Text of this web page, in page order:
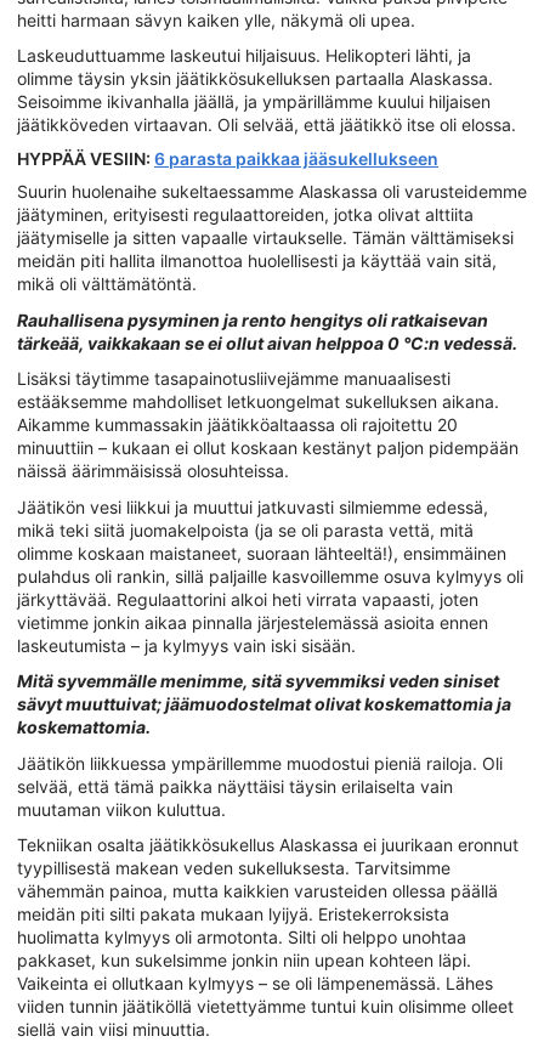
heitti harmaan sävyn kaiken ylle, näkymä oli upea.
Laskeuduttuamme laskeutui hiljaisuus. Helikopteri lähti, ja
olimme täysin yksin jäätikkösukelluksen partaalla Alaskassa.
Seisoimme ikivanhalla jäällä, ja ympärillämme kuului hiljaisen
jäätikköveden virtaavan. Oli selvää, että jäätikkö itse oli elossa.
HYPPÄÄ VESIIN: 6 parasta paikkaa jääsukellukseen
Suurin huolenaihe sukeltaessamme Alaskassa oli varusteidemme
jäätyminen, erityisesti regulaattoreiden, jotka olivat alttiita
jäätymiselle ja sitten vapaalle virtaukselle. Tämän välttämiseksi
meidän piti hallita ilmanottoa huolellisesti ja käyttää vain sitä,
mikä oli välttämätöntä.
Rauhallisena pysyminen ja rento hengitys oli ratkaisevan
tärkeää, vaikkakaan se ei ollut aivan helppoa 0 °C:n vedessä.
Lisäksi täytimme tasapainotusliivejämme manuaalisesti
estääksemme mahdolliset letkuongelmat sukelluksen aikana.
Aikamme kummassakin jäätikköaltaassa oli rajoitettu 20
minuuttiin – kukaan ei ollut koskaan kestänyt paljon pidempään
näissä äärimmäisissä olosuhteissa.
Jäätikön vesi liikkui ja muuttui jatkuvasti silmiemme edessä,
mikä teki siitä juomakelpoista (ja se oli parasta vettä, mitä
olimme koskaan maistaneet, suoraan lähteeltä!), ensimmäinen
pulahdus oli rankin, sillä paljaille kasvoillemme osuva kylmyys oli
järkyttävää. Regulaattorini alkoi heti virrata vapaasti, joten
vietimme jonkin aikaa pinnalla järjestelemässä asioita ennen
laskeutumista – ja kylmyys vain iski sisään.
Mitä syvemmälle menimme, sitä syvemmiksi veden siniset
sävyt muuttuivat; jäämuodostelmat olivat koskemattomia ja
koskemattomia.
Jäätikön liikkuessa ympärillemme muodostui pieniä railoja. Oli
selvää, että tämä paikka näyttäisi täysin erilaiselta vain
muutaman viikon kuluttua.
Tekniikan osalta jäätikkösukellus Alaskassa ei juurikaan eronnut
tyypillisestä makean veden sukelluksesta. Tarvitsimme
vähemmän painoa, mutta kaikkien varusteiden ollessa päällä
meidän piti silti pakata mukaan lyijyä. Eristekerroksista
huolimatta kylmyys oli armotonta. Silti oli helppo unohtaa
pakkaset, kun sukelsimme jonkin niin upean kohteen läpi.
Vaikeinta ei ollutkaan kylmyys – se oli lämpenemässä. Lähes
viiden tunnin jäätiköllä vietettyämme tuntui kuin olisimme olleet
siellä vain viisi minuuttia.